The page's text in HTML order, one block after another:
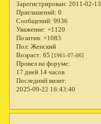
Зарегистрирован: 2011-02-13
Приглашений: 0
Сообщений: 9936
Уважение: +1120
Позитив: +1083
Пол: Женский
Возраст: 65 [1961-07-06]
Провел на форуме:
17 дней 14 часов
Последний визит:
2025-09-22 16:43:40